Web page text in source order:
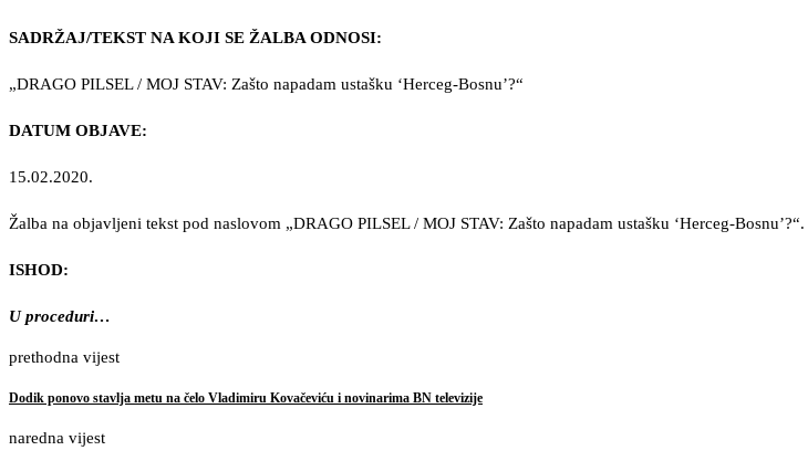
SADRŽAJ/TEKST NA KOJI SE ŽALBA ODNOSI:
„DRAGO PILSEL / MOJ STAV: Zašto napadam ustašku ‘Herceg-Bosnu’?“
DATUM OBJAVE:
15.02.2020.
Žalba na objavljeni tekst pod naslovom „DRAGO PILSEL / MOJ STAV: Zašto napadam ustašku ‘Herceg-Bosnu’?“.
ISHOD:
U proceduri…
prethodna vijest
Dodik ponovo stavlja metu na čelo Vladimiru Kovačeviću i novinarima BN televizije
naredna vijest